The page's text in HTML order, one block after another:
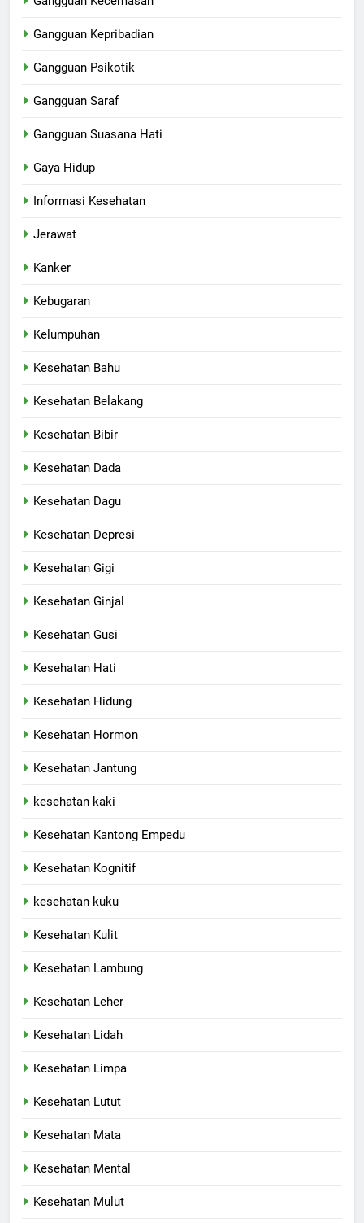
Gangguan Kepribadian
Gangguan Psikotik
Gangguan Saraf
Gangguan Suasana Hati
Gaya Hidup
Informasi Kesehatan
Jerawat
Kanker
Kebugaran
Kelumpuhan
Kesehatan Bahu
Kesehatan Belakang
Kesehatan Bibir
Kesehatan Dada
Kesehatan Dagu
Kesehatan Depresi
Kesehatan Gigi
Kesehatan Ginjal
Kesehatan Gusi
Kesehatan Hati
Kesehatan Hidung
Kesehatan Hormon
Kesehatan Jantung
kesehatan kaki
Kesehatan Kantong Empedu
Kesehatan Kognitif
kesehatan kuku
Kesehatan Kulit
Kesehatan Lambung
Kesehatan Leher
Kesehatan Lidah
Kesehatan Limpa
Kesehatan Lutut
Kesehatan Mata
Kesehatan Mental
Kesehatan Mulut